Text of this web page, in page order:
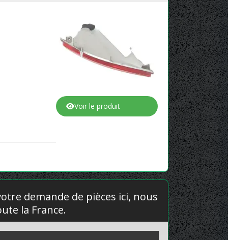
Voir le produit
demande de pièces ici, nous
la France.